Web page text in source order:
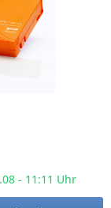
- 11:11 Uhr